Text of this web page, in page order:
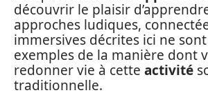
découvrir le plaisir
approches ludiques,
immersives décrites ici ne
exemples de la manière dont
redonner vie à cette activité
traditionnelle.